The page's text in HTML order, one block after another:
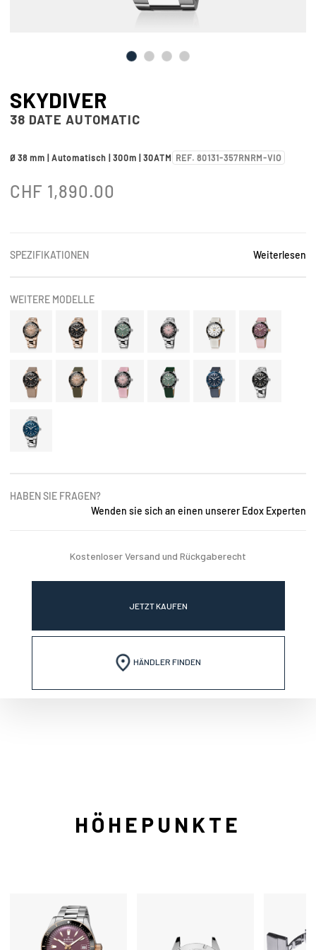
SKYDIVER
38 DATE AUTOMATIC
Ø 38 mm | Automatisch | 300m | 30ATM REF. 80131-357RNRM-VIO
CHF 1,890.00
SPEZIFIKATIONEN Weiterlesen
WEITERE MODELLE
HABEN SIE FRAGEN?
Wenden sie sich an einen unserer Edox Experten
Kostenloser Versand und Rückgaberecht
JETZT KAUFEN
HÄNDLER FINDEN
HÖHEPUNKTE